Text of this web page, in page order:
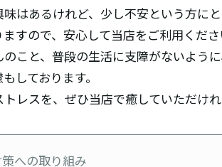
はあるけれど、少し不安という方に
すので、安心して当店をご利用くださ
こと、普段の生活に支障がないよう
しております。
レスを、ぜひ当店で癒していただけれ
への取り組み